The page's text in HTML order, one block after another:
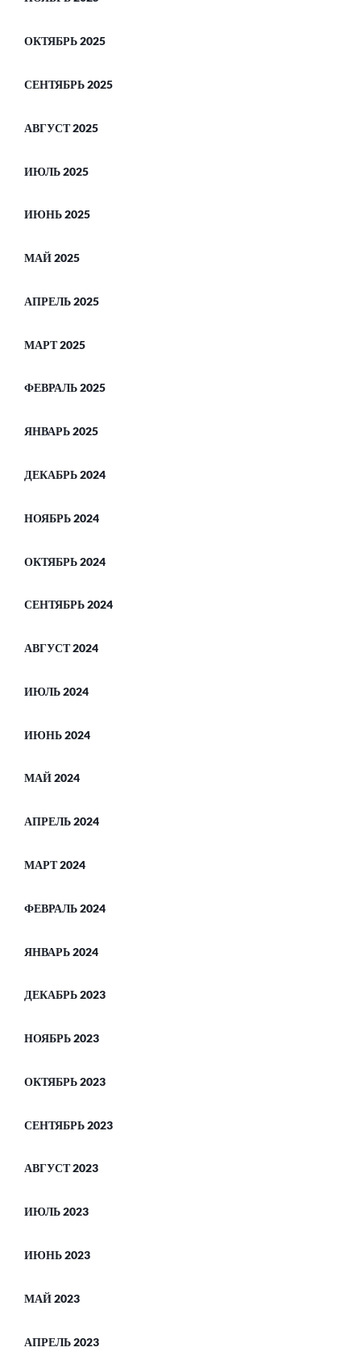
ОКТЯБРЬ 2025
СЕНТЯБРЬ 2025
АВГУСТ 2025
ИЮЛЬ 2025
ИЮНЬ 2025
МАЙ 2025
АПРЕЛЬ 2025
МАРТ 2025
ФЕВРАЛЬ 2025
ЯНВАРЬ 2025
ДЕКАБРЬ 2024
НОЯБРЬ 2024
ОКТЯБРЬ 2024
СЕНТЯБРЬ 2024
АВГУСТ 2024
ИЮЛЬ 2024
ИЮНЬ 2024
МАЙ 2024
АПРЕЛЬ 2024
МАРТ 2024
ФЕВРАЛЬ 2024
ЯНВАРЬ 2024
ДЕКАБРЬ 2023
НОЯБРЬ 2023
ОКТЯБРЬ 2023
СЕНТЯБРЬ 2023
АВГУСТ 2023
ИЮЛЬ 2023
ИЮНЬ 2023
МАЙ 2023
АПРЕЛЬ 2023